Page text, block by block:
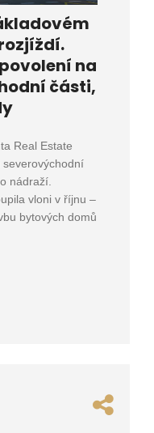
na
části,
Real Estate
nádraží.
vloni v říjnu –
bytových domů